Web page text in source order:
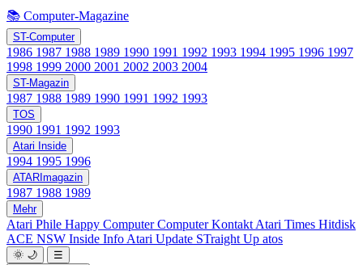
📚 Computer-Magazine
ST-Computer
1986 1987 1988 1989 1990 1991 1992 1993 1994 1995 1996 1997
1998 1999 2000 2001 2002 2003 2004
ST-Magazin
1987 1988 1989 1990 1991 1992 1993
TOS
1990 1991 1992 1993
Atari Inside
1994 1995 1996
ATARImagazin
1987 1988 1989
Mehr
Atari Phile Happy ComputerComputer Kontakt Atari Times Hitdisk
ACE NSW Inside Info Atari Update STraight Up atos
🌞 🌙
☰